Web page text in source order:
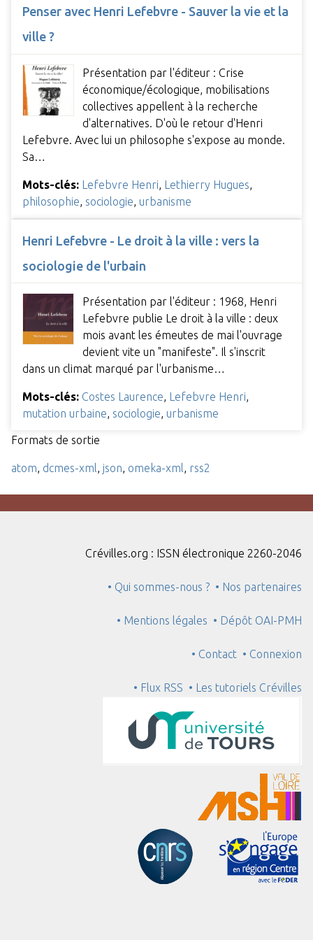
Penser avec Henri Lefebvre - Sauver la vie et la
ville ?
Présentation par l'éditeur : Crise
économique/écologique, mobilisations
collectives appellent à la recherche
d'alternatives. D'où le retour d'Henri
Lefebvre. Avec lui un philosophe s'expose au monde.
Sa…
Mots-clés: Lefebvre Henri Lethierry Hugues
philosophie sociologie urbanisme
Henri Lefebvre - Le droit à la ville : vers la
sociologie de l'urbain
Présentation par l'éditeur : 1968, Henri
Lefebvre publie Le droit à la ville : deux
mois avant les émeutes de mai l'ouvrage
devient vite un "manifeste". Il s'inscrit
dans un climat marqué par l'urbanisme…
Mots-clés: Costes Laurence, Lefebvre Henri,
mutation urbaine, sociologie, urbanisme
Formats de sortie
atom, dcmes-xml, json, omeka-xml, rss2
Crévilles.org : ISSN électronique 2260-2046
• Qui sommes-nous ? • Nos partenaires
• Mentions légales • Dépôt OAI-PMH
• Contact • Connexion
• Flux RSS • Les tutoriels Crévilles